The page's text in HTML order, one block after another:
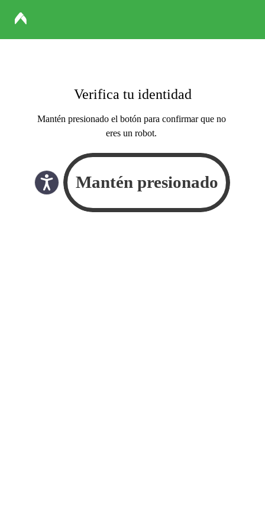
Verifica tu identidad
Mantén presionado el botón para confirmar que no
eres un robot.